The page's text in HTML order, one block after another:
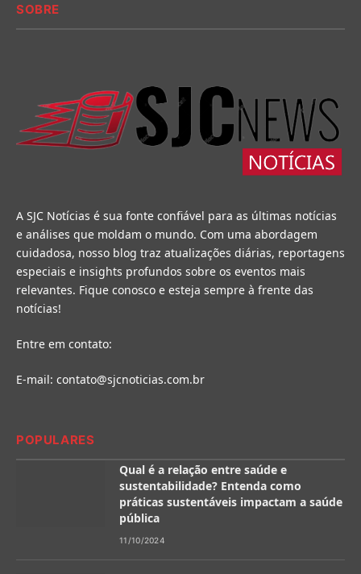
SOBRE
A SJC Notícias é sua fonte confiável para as últimas notícias
e análises que moldam o mundo. Com uma abordagem
cuidadosa, nosso blog traz atualizações diárias, reportagens
especiais e insights profundos sobre os eventos mais
relevantes. Fique conosco e esteja sempre à frente das
notícias!
Entre em contato:
E-mail: contato@sjcnoticias.com.br
POPULARES
Qual é a relação entre saúde e
sustentabilidade? Entenda como
práticas sustentáveis impactam a saúde
pública
11/10/2024